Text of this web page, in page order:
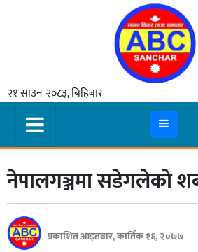
२१ साउन २०८३, बिहिबार
समाचार
मुख्य
समाचार
कुटनीती
अर्थ
रसरङ्ग
नेपालगञ्जमा सडेगलेको
प्रकाशित आइतबार, कार्तिक १६, २०७७